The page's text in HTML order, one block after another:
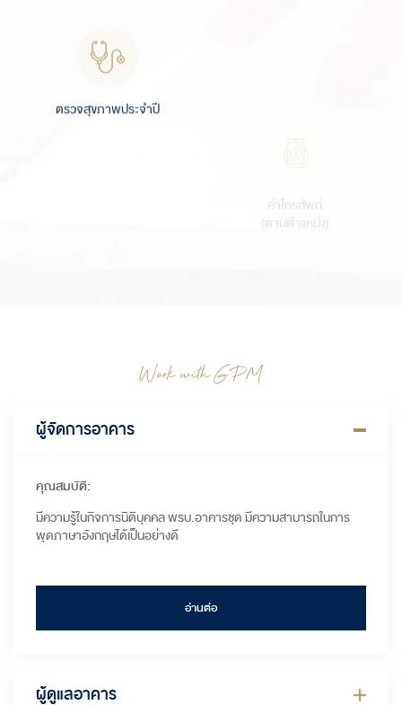
Work with GPM
ผู้จัดการอาคาร
คุณสมบัติ:
มีความรู้ในกิจการนิติบุคคล พรบ.อาคารชุด มีความสามารถในการ
พุดภาษาอังกฤษได้เป็นอย่างดี
อ่านต่อ
ผู้ดูแลอาคาร